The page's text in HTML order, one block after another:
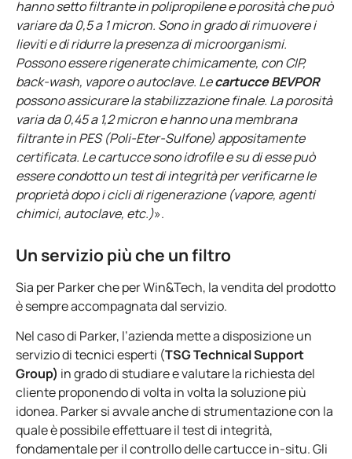
hanno setto filtrante in polipropilene e porosità che può
variare da 0,5 a 1 micron. Sono in grado di rimuovere i
lieviti e di ridurre la presenza di microorganismi.
Possono essere rigenerate chimicamente, con CIP,
back-wash, vapore o autoclave. Lecartucce BEVPOR
possono assicurare la stabilizzazione finale. La porosità
varia da 0,45 a 1,2 micron e hanno una membrana
filtrante in PES (Poli-Eter-Sulfone) appositamente
certificata. Le cartucce sono idrofile e su di esse può
essere condotto un test di integrità per verificarne le
proprietà dopo i cicli di rigenerazione (vapore, agenti
chimici, autoclave, etc.)».
Un servizio più che un filtro
Sia per Parker che per Win&Tech, la vendita del prodotto
è sempre accompagnata dal servizio.
Nel caso di Parker, l’azienda mette a disposizione un
servizio di tecnici esperti (TSG Technical Support
Group) in grado di studiare e valutare la richiesta del
cliente proponendo di volta in volta la soluzione più
idonea. Parker si avvale anche di strumentazione con la
quale è possibile effettuare il test di integrità,
fondamentale per il controllo delle cartucce in-situ. Gli